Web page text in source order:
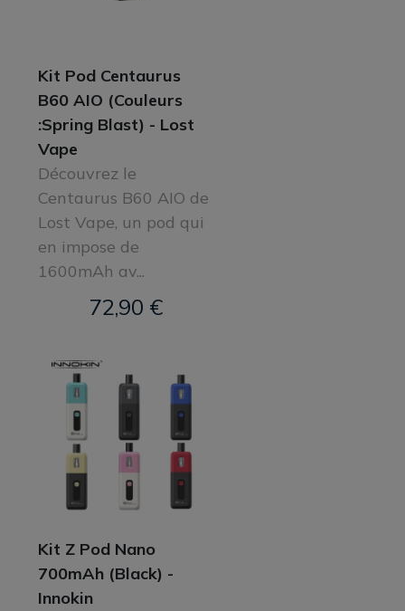
Kit Pod Centaurus
B60 AIO (Couleurs
:Spring Blast) - Lost
Vape
Découvrez le
Centaurus B60 AIO de
Lost Vape, un pod qui
en impose de
1600mAh av...
72,90 €
Kit Z Pod Nano
700mAh (Black) -
Innokin